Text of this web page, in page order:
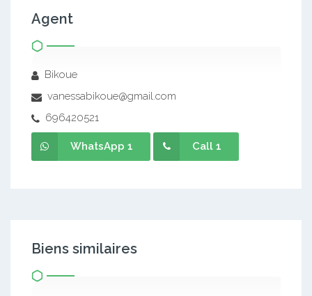
Agent
Bikoue
vanessabikoue@gmail.com
696420521
WhatsApp 1 Call 1
Biens similaires